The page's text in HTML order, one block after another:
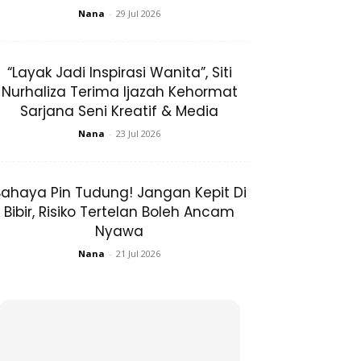
Nana - 29 Jul 2026
Jadi Inspirasi Wanita”, Siti Nurhaliza
Ijazah Kehormat Sarjana Seni Kreatif
& Media
Nana - 23 Jul 2026
Pin Tudung! Jangan Kepit Di Bibir,
Risiko Tertelan Boleh Ancam Nyawa
Nana - 21 Jul 2026